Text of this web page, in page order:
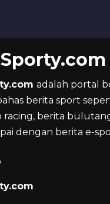
adalah portal
berita sport
racing, berita
dengan berita e-